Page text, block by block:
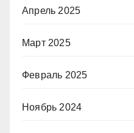
Апрель 2025
Март 2025
Февраль 2025
Ноябрь 2024